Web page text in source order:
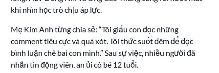
khi nhìn học trò chịu áp lực.
Mẹ Kim Anh từng chia sẻ: “Tôi giấu con đọc những
comment tiêu cực và quá xót. Tôi thức suốt đêm để đọc
bình luận chê bai con mình.” Sau sự việc, nhiều người đã
nhắn tin động viên, an ủi cô bé 12 tuổi.